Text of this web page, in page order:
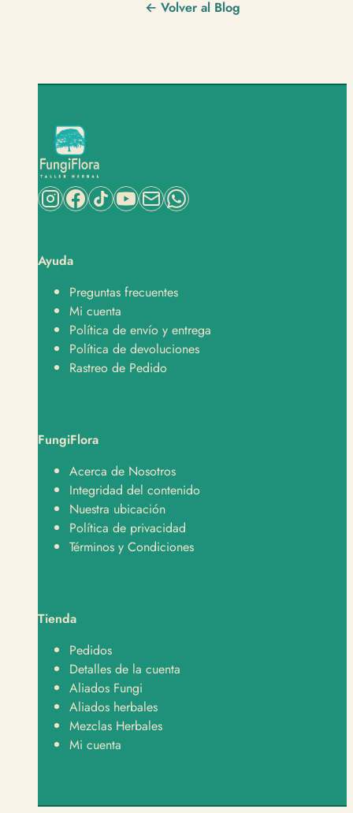
← Volver al Blog
Ayuda
Preguntas frecuentes
Mi cuenta
Política de envío y entrega
Política de devoluciones
Rastreo de Pedido
FungiFlora
Acerca de Nosotros
Integridad del contenido
Nuestra ubicación
Política de privacidad
Términos y Condiciones
Tienda
Pedidos
Detalles de la cuenta
Aliados Fungi
Aliados herbales
Mezclas Herbales
Mi cuenta